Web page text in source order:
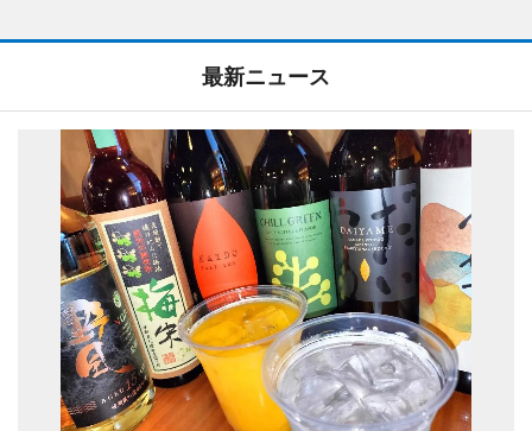
最新ニュース